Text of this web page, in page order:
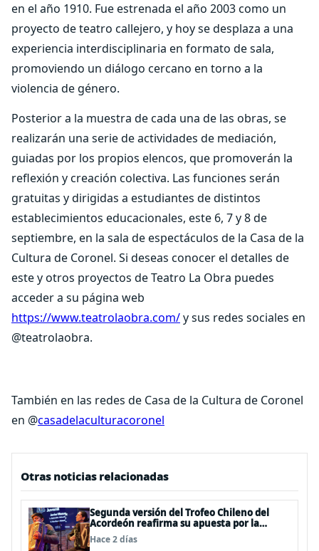
en el año 1910. Fue estrenada el año 2003 como un
proyecto de teatro callejero, y hoy se desplaza a una
experiencia interdisciplinaria en formato de sala,
promoviendo un diálogo cercano en torno a la
violencia de género.
Posterior a la muestra de cada una de las obras, se
realizarán una serie de actividades de mediación,
guiadas por los propios elencos, que promoverán la
reflexión y creación colectiva. Las funciones serán
gratuitas y dirigidas a estudiantes de distintos
establecimientos educacionales, este 6, 7 y 8 de
septiembre, en la sala de espectáculos de la Casa de la
Cultura de Coronel. Si deseas conocer el detalles de
este y otros proyectos de Teatro La Obra puedes
acceder a su página web
https://www.teatrolaobra.com/y sus redes sociales en
@teatrolaobra.
También en las redes de Casa de la Cultura de Coronel
en @casadelaculturacoronel
Otras noticias relacionadas
Segunda versión del Trofeo Chileno del
Acordeón reafirma su apuesta por la
profesionalización del instrumento en
Chile
Hace 2 días